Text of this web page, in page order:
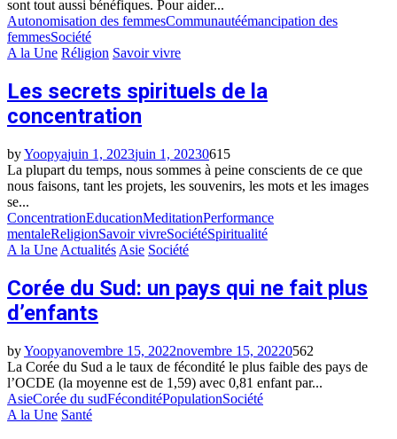
sont tout aussi bénéfiques. Pour aider...
Autonomisation des femmesCommunautéémancipation des
femmesSociété
A la Une Réligion Savoir vivre
Les secrets spirituels de la
concentration
byYoopyajuin 1, 2023juin 1, 20230615
La plupart du temps, nous sommes à peine conscients de ce que
nous faisons, tant les projets, les souvenirs, les mots et les images
se...
ConcentrationEducationMeditationPerformance
mentaleReligionSavoir vivreSociétéSpiritualité
A la Une Actualités Asie Société
Corée du Sud: un pays qui ne fait plus
d’enfants
byYoopyanovembre 15, 2022novembre 15, 20220562
La Corée du Sud a le taux de fécondité le plus faible des pays de
l’OCDE (la moyenne est de 1,59) avec 0,81 enfant par...
AsieCorée du sudFéconditéPopulationSociété
A la Une Santé